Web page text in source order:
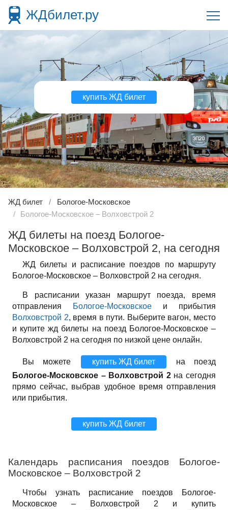
ЖДбилет.ру
купить ЖД билет
ЖД билет
Бологое-Московское
Бологое-Московское – Волховстрой 2
ЖД билеты на поезд Бологое-
Московское – Волховстрой 2, на сегодня
ЖД билеты и расписание поездов по маршруту
Бологое-Московское – Волховстрой 2 на сегодня.
В расписании указан маршрут поезда, время
отправления
Бологое-Московское и прибытия
Волховстрой 2, время в пути. Выберите вагон, место
и купите жд билеты на поезд Бологое-Московское –
Волховстрой 2 на сегодня по низкой цене онлайн.
Вы можете купить ЖД билет
на поезд
Бологое-Московское – Волховстрой 2на сегодня
прямо сейчас, выбрав удобное время отправления
или прибытия.
купить ЖД билет
Календарь расписания поездов Бологое-
Московское – Волховстрой 2
Чтобы узнать расписание поездов Бологое-
Московское – Волховстрой 2 и купить